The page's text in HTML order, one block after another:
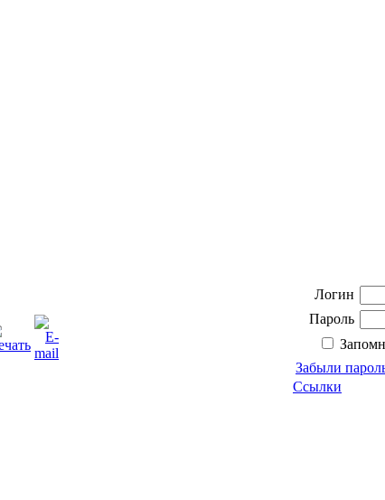
Логин
Пароль
Забыли
Ссылки